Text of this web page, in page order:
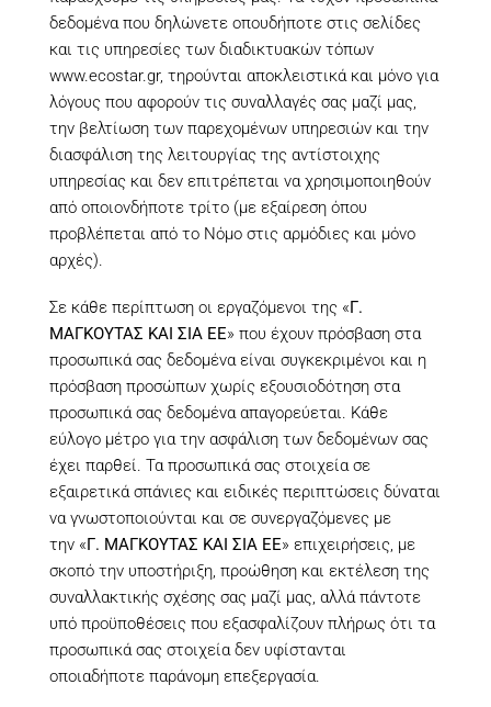
δεδομένα που δηλώνετε οπουδήποτε στις σελίδες
και τις υπηρεσίες των διαδικτυακών τόπων
www.ecostar.gr, τηρούνται αποκλειστικά και μόνο για
λόγους που αφορούν τις συναλλαγές σας μαζί μας,
την βελτίωση των παρεχομένων υπηρεσιών και την
διασφάλιση της λειτουργίας της αντίστοιχης
υπηρεσίας και δεν επιτρέπεται να χρησιμοποιηθούν
από οποιονδήποτε τρίτο (με εξαίρεση όπου
προβλέπεται από το Νόμο στις αρμόδιες και μόνο
αρχές).
Σε κάθε περίπτωση οι εργαζόμενοι της «Γ.
ΜΑΓΚΟΥΤΑΣ ΚΑΙ ΣΙΑ ΕΕ» που έχουν πρόσβαση στα
προσωπικά σας δεδομένα είναι συγκεκριμένοι και η
πρόσβαση προσώπων χωρίς εξουσιοδότηση στα
προσωπικά σας δεδομένα απαγορεύεται. Κάθε
εύλογο μέτρο για την ασφάλιση των δεδομένων σας
έχει παρθεί. Τα προσωπικά σας στοιχεία σε
εξαιρετικά σπάνιες και ειδικές περιπτώσεις δύναται
να γνωστοποιούνται και σε συνεργαζόμενες με
την «Γ. ΜΑΓΚΟΥΤΑΣ ΚΑΙ ΣΙΑ ΕΕ» επιχειρήσεις, με
σκοπό την υποστήριξη, προώθηση και εκτέλεση της
συναλλακτικής σχέσης σας μαζί μας, αλλά πάντοτε
υπό προϋποθέσεις που εξασφαλίζουν πλήρως ότι τα
προσωπικά σας στοιχεία δεν υφίστανται
οποιαδήποτε παράνομη επεξεργασία.